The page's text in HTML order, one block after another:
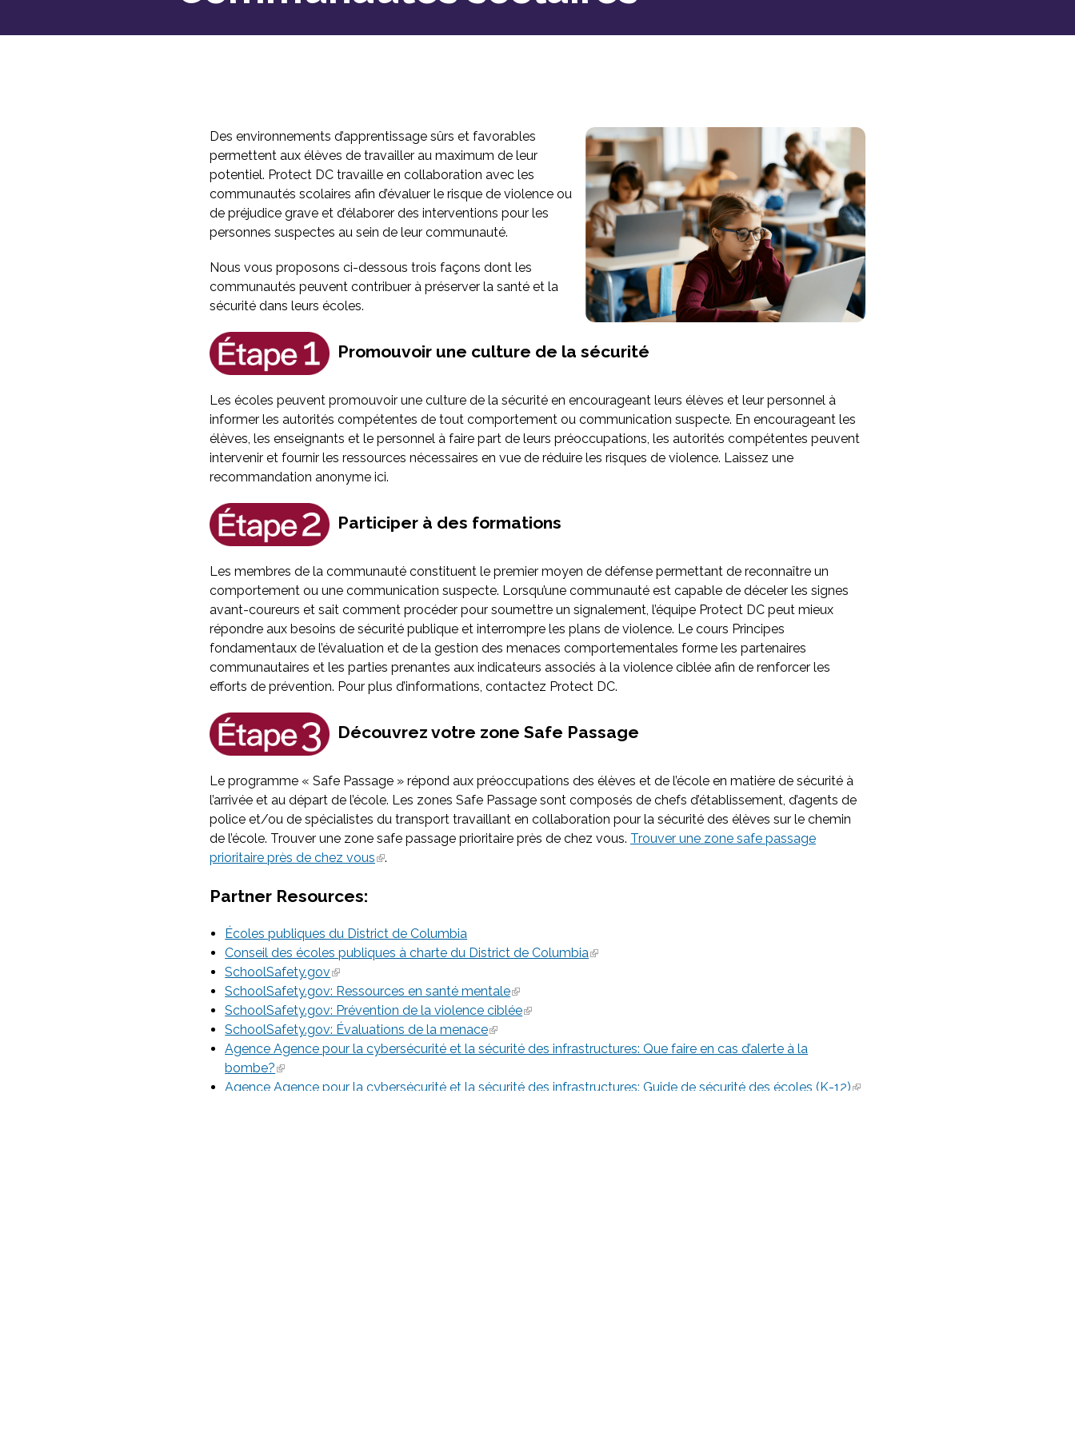
Des environnements d’apprentissage sûrs et favorables
permettent aux élèves de travailler au maximum de leur
potentiel. Protect DC travaille en collaboration avec les
communautés scolaires afin d’évaluer le risque de violence ou
de préjudice grave et d’élaborer des interventions pour les
personnes suspectes au sein de leur communauté.
Nous vous proposons ci-dessous trois façons dont les
communautés peuvent contribuer à préserver la santé et la
sécurité dans leurs écoles.
Promouvoir une culture de la sécurité
Les écoles peuvent promouvoir une culture de la sécurité en encourageant leurs élèves et leur personnel à
informer les autorités compétentes de tout comportement ou communication suspecte. En encourageant les
élèves, les enseignants et le personnel à faire part de leurs préoccupations, les autorités compétentes peuvent
intervenir et fournir les ressources nécessaires en vue de réduire les risques de violence. Laissez une
recommandation anonyme ici.
Participer à des formations
Les membres de la communauté constituent le premier moyen de défense permettant de reconnaître un
comportement ou une communication suspecte. Lorsqu’une communauté est capable de déceler les signes
avant-coureurs et sait comment procéder pour soumettre un signalement, l’équipe Protect DC peut mieux
répondre aux besoins de sécurité publique et interrompre les plans de violence. Le cours Principes
fondamentaux de l’évaluation et de la gestion des menaces comportementales forme les partenaires
communautaires et les parties prenantes aux indicateurs associés à la violence ciblée afin de renforcer les
efforts de prévention. Pour plus d’informations, contactez Protect DC.
Découvrez votre zone Safe Passage
Le programme « Safe Passage » répond aux préoccupations des élèves et de l’école en matière de sécurité à
l’arrivée et au départ de l’école. Les zones Safe Passage sont composés de chefs d’établissement, d’agents de
police et/ou de spécialistes du transport travaillant en collaboration pour la sécurité des élèves sur le chemin
de l’école. Trouver une zone safe passage prioritaire près de chez vous. Trouver une zone safe passage
prioritaire près de chez vous
.
Partner Resources:
Écoles publiques du District de Columbia
Conseil des écoles publiques à charte du District de Columbia
SchoolSafety.gov
SchoolSafety.gov: Ressources en santé mentale
SchoolSafety.gov: Prévention de la violence ciblée
SchoolSafety.gov: Évaluations de la menace
Agence Agence pour la cybersécurité et la sécurité des infrastructures: Que faire en cas d’alerte à la
bombe?
Agence Agence pour la cybersécurité et la sécurité des infrastructures: Guide de sécurité des écoles (K-12)